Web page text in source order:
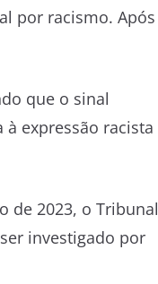
por racismo. Após
que o sinal
à expressão racista
de 2023, o Tribunal
investigado por